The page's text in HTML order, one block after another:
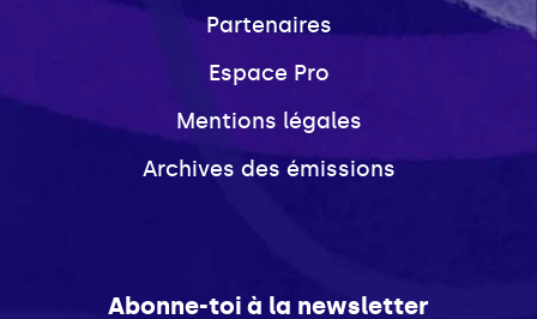
Partenaires
Espace Pro
Mentions légales
Archives des émissions
Abonne-toi à la newsletter